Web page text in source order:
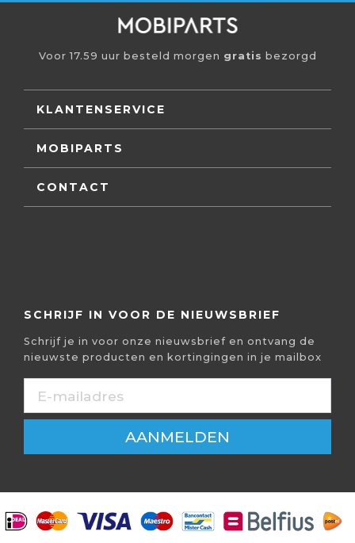
Voor 17.59 uur besteld morgen gratis bezorgd
KLANTENSERVICE
MOBIPARTS
CONTACT
SCHRIJF IN VOOR DE NIEUWSBRIEF
Schrijf je in voor onze nieuwsbrief en ontvang de
nieuwste producten en kortingingen in je mailbox
AANMELDEN